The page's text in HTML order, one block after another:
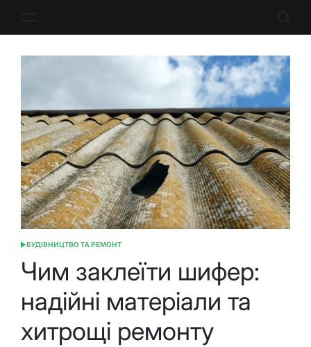
ОПУБЛІКУВАТИ
БУДІВНИЦТВО ТА РЕМОНТ
Чим заклеїти шифер:
надійні матеріали та
хитрощі ремонту